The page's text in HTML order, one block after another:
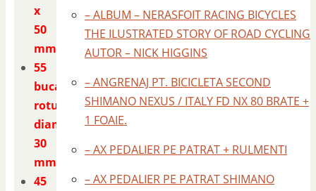
x
50
mm.
55
bucati
rotunde
diametrul
30
mm.
45
– ALBUM – NERASFOIT RACING BICYCLES
THE ILUSTRATED STORY OF ROAD CYCLING
AUTOR – NICK HIGGINS
– ANGRENAJ PT. BICICLETA SECOND
SHIMANO NEXUS / ITALY FD NX 80 BRATE +
1 FOAIE.
– AX PEDALIER PE PATRAT + RULMENTI
– AX PEDALIER PE PATRAT SHIMANO